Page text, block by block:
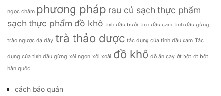
ngọc châm phương pháp rau củ sạch thực phẩm
sạch thực phẩm đồ khô tinh dầu bưởi tinh dầu cam tinh dầu gừng
trào ngược dạ dày trà thảo dược tác dụng của tinh dầu cam Tác
dụng của tinh dầu gừng xôi ngon xôi xoài đồ khô đồ ăn cay ớt bột ớt bột
hàn quốc
cách bảo quản